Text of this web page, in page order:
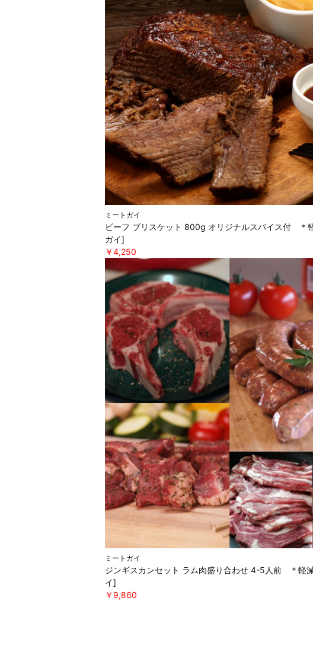
ミートガイ
ビーフ ブリスケット 800g オリジナルスパイス付 ＊
ガイ]
￥4,250
ミートガイ
ジンギスカンセット ラム肉盛り合わせ 4-5人前 ＊軽
イ]
￥9,860